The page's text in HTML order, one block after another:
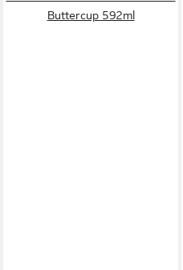
Buttercup 592ml